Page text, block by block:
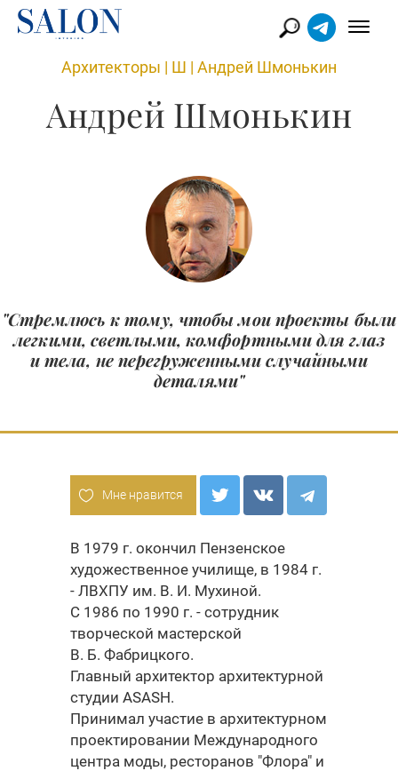
Архитекторы | Ш | Андрей Шмонькин
Андрей Шмонькин
"Стремлюсь к тому, чтобы мои проекты были
легкими, светлыми, комфортными для глаз
и тела, не перегруженными случайными
деталями"
Мне нравится
В 1979 г. окончил Пензенское
художественное училище, в 1984 г.
- ЛВХПУ им. В. И. Мухиной.
С 1986 по 1990 г. - сотрудник
творческой мастерской
В. Б. Фабрицкого.
Главный архитектор архитектурной
студии ASASH.
Принимал участие в архитектурном
проектировании Международного
центра моды, ресторанов "Флора" и